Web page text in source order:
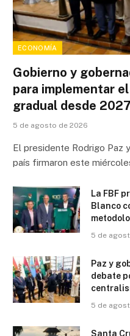
ECONOMÍA
Gobierno y
para implementar
gradual desde 2027
5 de agosto de 2026
El presidente Rodrigo Paz
país firmaron este
La FBF
Blanco
5 de
Paz y
debate
5 de
Santa